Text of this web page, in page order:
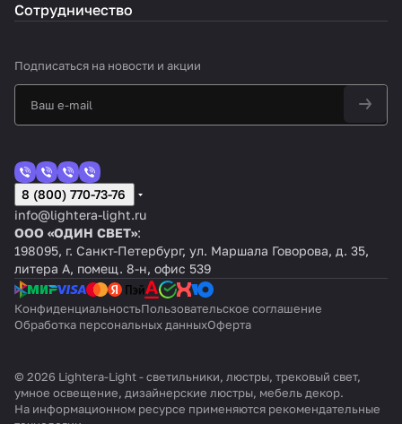
Сотрудничество
Подписаться на новости и акции
8 (800) 770-73-76
info@lightera-light.ru
ООО «ОДИН СВЕТ»:
198095, г. Санкт-Петербург, ул. Маршала Говорова, д. 35,
литера А, помещ. 8-н, офис 539
КонфиденциальностьПользовательское соглашение
Обработка персональных данныхОферта
© 2026 Lightera-Light - светильники, люстры, трековый свет,
умное освещение, дизайнерские люстры, мебель декор.
На информационном ресурсе применяются рекомендательные